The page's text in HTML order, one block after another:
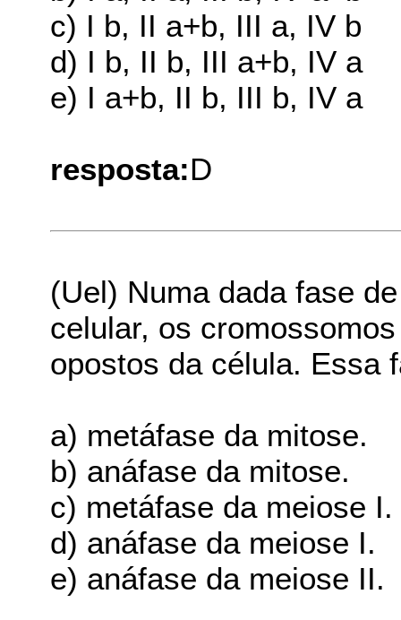
c) I b, II a+b, III a, IV b
d) I b, II b, III a+b, IV a
e) I a+b, II b, III b, IV a
resposta:D
(Uel) Numa dada fase
celular, os
opostos da célula. Essa
a) metáfase da mitose.
b) anáfase da mitose.
c) metáfase da meiose I.
d) anáfase da meiose I.
e) anáfase da meiose II.